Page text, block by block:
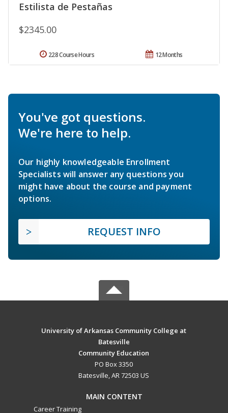
Estilista de Pestañas
$2345.00
12 Months
228 Course Hours
You've got questions.
We're here to help.
Our highly knowledgeable Enrollment
Specialists will answer any questions you
might have about the course and payment
options.
REQUEST INFO
University of Arkansas Community College at
Batesville
Community Education
PO Box 3350
Batesville, AR 72503 US
MAIN CONTENT
Career Training